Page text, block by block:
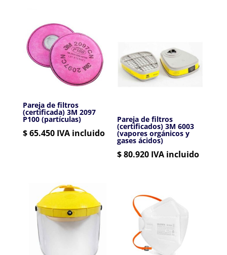
Pareja de filtros
(certificada) 3M 2097
P100 (partículas)
$65.450 IVA incluido
Pareja de filtros
(certificados) 3M 6003
(vapores orgánicos y
gases ácidos)
$80.920 IVA incluido